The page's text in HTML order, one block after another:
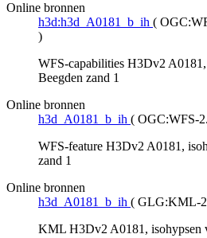
Online bronnen
h3d:h3d_A0181_b_ih (
)
WFS-capabilities H3Dv2 A0181,
Beegden zand 1
Online bronnen
h3d_A0181_b_ih ( OGC:WFS-
WFS-feature H3Dv2 A0181,
zand 1
Online bronnen
h3d_A0181_b_ih ( GLG:KML-
KML H3Dv2 A0181, isohypsen